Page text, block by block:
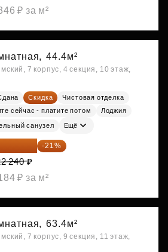
₽ за м²
44.4м²
7 корпус, 4 секция, 10 этаж,
Скидка
Чистовая отделка
сейчас - платите потом
Лоджия
санузел Ещё
570 ₽ -21%
240 ₽
₽ за м²
63.4м²
7 корпус, 9 секция, 11 этаж,